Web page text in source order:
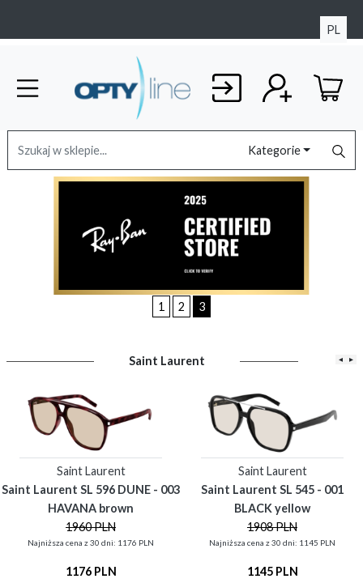
PL
Kategorie
1 2 3
Saint Laurent ◂ ▸
Saint Laurent
Saint Laurent SL 596 DUNE - 003
HAVANA brown
1960 PLN
Najniższa cena z 30 dni: 1176 PLN
1176 PLN
Saint Laurent
Saint Laurent SL 545 - 001
BLACK yellow
1908 PLN
Najniższa cena z 30 dni: 1145 PLN
1145 PLN